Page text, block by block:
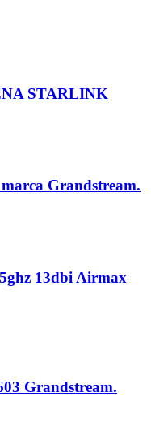
STARLINK
Grandstream.
13dbi Airmax
Grandstream.